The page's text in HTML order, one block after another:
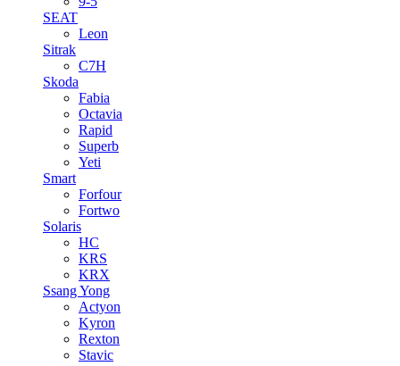
SEAT
Leon
Sitrak
C7H
Skoda
Fabia
Octavia
Rapid
Superb
Yeti
Smart
Forfour
Fortwo
Solaris
HC
KRS
KRX
Ssang Yong
Actyon
Kyron
Rexton
Stavic